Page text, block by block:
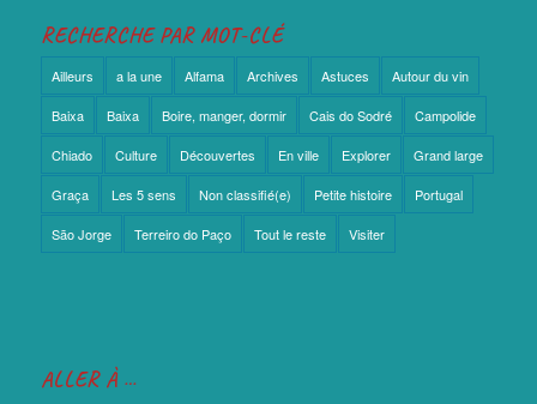
RECHERCHE PAR MOT-CLÉ
Ailleurs a la une Alfama Archives Astuces Autour du vin
Baixa Baixa Boire, manger, dormir Cais do Sodré Campolide
Chiado Culture Découvertes En ville Explorer Grand large
Graça Les 5 sens Non classifié(e) Petite histoire Portugal
São Jorge Terreiro do Paço Tout le reste Visiter
ALLER À …